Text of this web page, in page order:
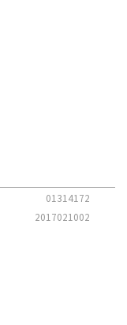
01314172
2017021002